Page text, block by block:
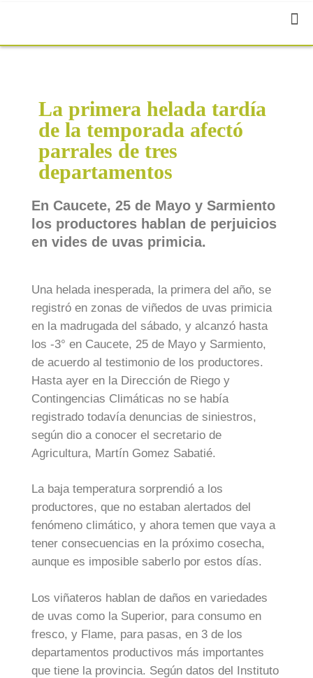
La primera helada tardía
de la temporada afectó
parrales de tres
departamentos
En Caucete, 25 de Mayo y Sarmiento
los productores hablan de perjuicios
en vides de uvas primicia.
Una helada inesperada, la primera del año, se
registró en zonas de viñedos de uvas primicia
en la madrugada del sábado, y alcanzó hasta
los -3° en Caucete, 25 de Mayo y Sarmiento,
de acuerdo al testimonio de los productores.
Hasta ayer en la Dirección de Riego y
Contingencias Climáticas no se había
registrado todavía denuncias de siniestros,
según dio a conocer el secretario de
Agricultura, Martín Gomez Sabatié.
La baja temperatura sorprendió a los
productores, que no estaban alertados del
fenómeno climático, y ahora temen que vaya a
tener consecuencias en la próximo cosecha,
aunque es imposible saberlo por estos días.
Los viñateros hablan de daños en variedades
de uvas como la Superior, para consumo en
fresco, y Flame, para pasas, en 3 de los
departamentos productivos más importantes
que tiene la provincia. Según datos del Instituto